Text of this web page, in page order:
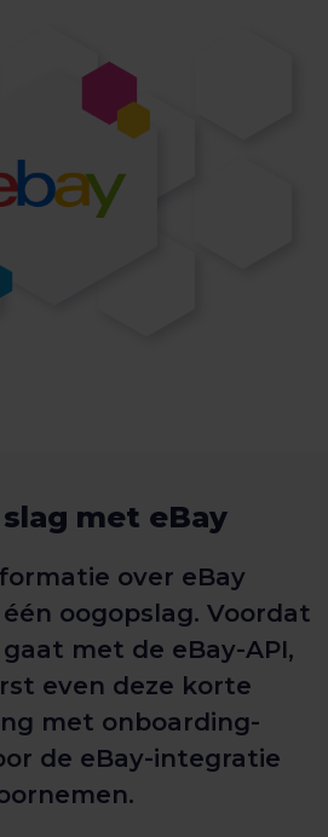
met eBay
over eBay
oogopslag. Voordat
met de eBay-API,
even deze korte
met onboarding-
de eBay-integratie